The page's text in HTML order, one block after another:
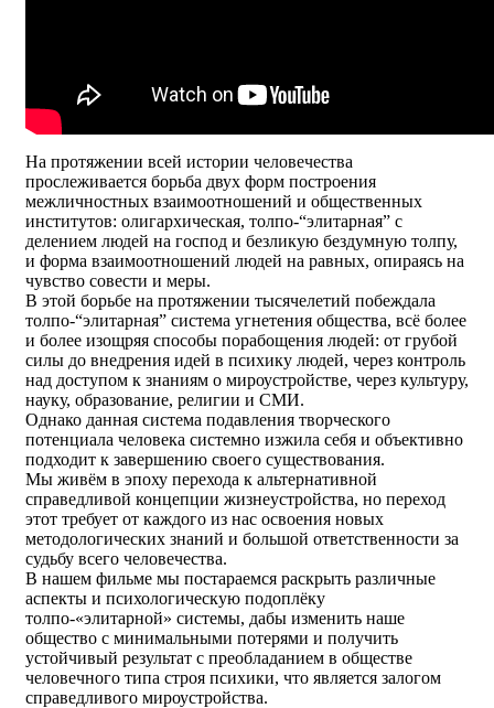
На протяжении всей истории человечества
прослеживается борьба двух форм построения
межличностных взаимоотношений и общественных
институтов: олигархическая, толпо-“элитарная” с
делением людей на господ и безликую бездумную толпу,
и форма взаимоотношений людей на равных, опираясь на
чувство совести и меры.
В этой борьбе на протяжении тысячелетий побеждала
толпо-“элитарная” система угнетения общества, всё более
и более изощряя способы порабощения людей: от грубой
силы до внедрения идей в психику людей, через контроль
над доступом к знаниям о мироустройстве, через культуру,
науку, образование, религии и СМИ.
Однако данная система подавления творческого
потенциала человека системно изжила себя и объективно
подходит к завершению своего существования.
Мы живём в эпоху перехода к альтернативной
справедливой концепции жизнеустройства, но переход
этот требует от каждого из нас освоения новых
методологических знаний и большой ответственности за
судьбу всего человечества.
В нашем фильме мы постараемся раскрыть различные
аспекты и психологическую подоплёку
толпо-«элитарной» системы, дабы изменить наше
общество с минимальными потерями и получить
устойчивый результат с преобладанием в обществе
человечного типа строя психики, что является залогом
справедливого мироустройства.